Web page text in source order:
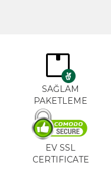
SAĞLAM
PAKETLEME
EV SSL
CERTIFICATE